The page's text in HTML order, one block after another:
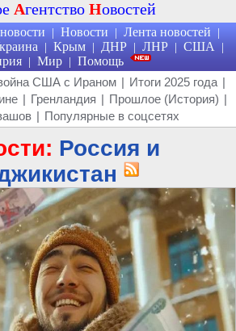
Агентство Новостей
| Новости | Лента новостей |
| Крым | ДНР | ЛНР | США |
| Мир | Помощь
США с Ираном | Итоги 2025 года |
| Гренландия | Прошлое (История) |
| Популярные в соцсетях
Россия и